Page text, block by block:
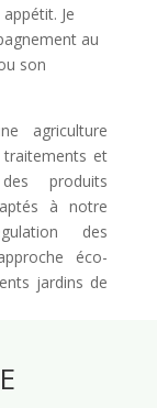
Je
au
son
agriculture
traitements et
produits
à notre
des
éco-
jardins de